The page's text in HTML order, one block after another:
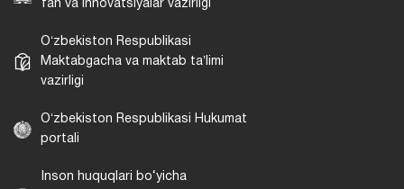
fan va innovatsiyalar vazirligi
Oʻzbekiston Respublikasi
Maktabgacha va maktab taʼlimi
vazirligi
Oʻzbekiston Respublikasi Hukumat
portali
Inson huquqlari bo‘yicha